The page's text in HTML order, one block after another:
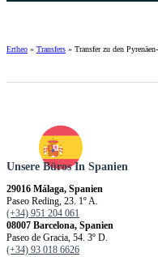
Ertheo » Transfers » Transfer zu den
Unsere Büros In Spanien
29016 Málaga, Spanien
Paseo Reding, 23. 1º A.
(+34) 951 204 061
08007 Barcelona, Spanien
Paseo de Gracia, 54. 3º D.
(+34) 93 018 6626